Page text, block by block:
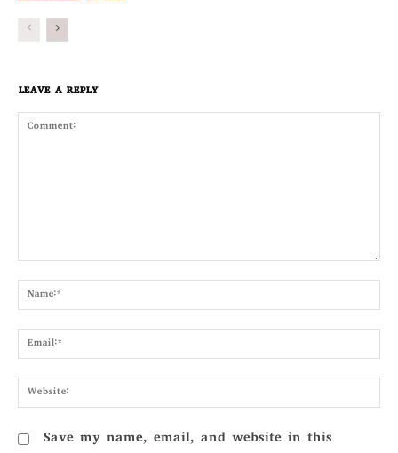
LEAVE A REPLY
Save my name, email, and website in this